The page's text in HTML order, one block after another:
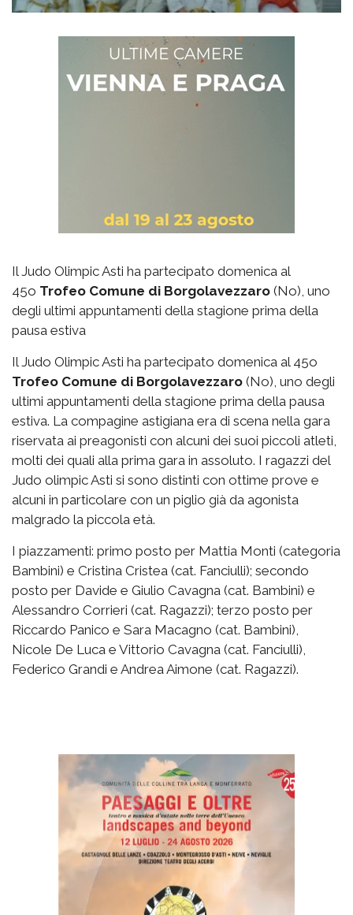
Il Judo Olimpic Asti ha partecipato domenica al
45o Trofeo Comune di Borgolavezzaro (No), uno
degli ultimi appuntamenti della stagione prima della
pausa estiva
Il Judo Olimpic Asti ha partecipato domenica al 45o
Trofeo Comune di Borgolavezzaro (No), uno degli
ultimi appuntamenti della stagione prima della pausa
estiva. La compagine astigiana era di scena nella gara
riservata ai preagonisti con alcuni dei suoi piccoli atleti,
molti dei quali alla prima gara in assoluto. I ragazzi del
Judo olimpic Asti si sono distinti con ottime prove e
alcuni in particolare con un piglio già da agonista
malgrado la piccola età.
I piazzamenti: primo posto per Mattia Monti (categoria
Bambini) e Cristina Cristea (cat. Fanciulli); secondo
posto per Davide e Giulio Cavagna (cat. Bambini) e
Alessandro Corrieri (cat. Ragazzi); terzo posto per
Riccardo Panico e Sara Macagno (cat. Bambini),
Nicole De Luca e Vittorio Cavagna (cat. Fanciulli),
Federico Grandi e Andrea Aimone (cat. Ragazzi).